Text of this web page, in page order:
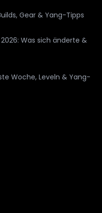
Gear & Yang-Tipps
Was sich änderte &
Woche, Leveln & Yang-